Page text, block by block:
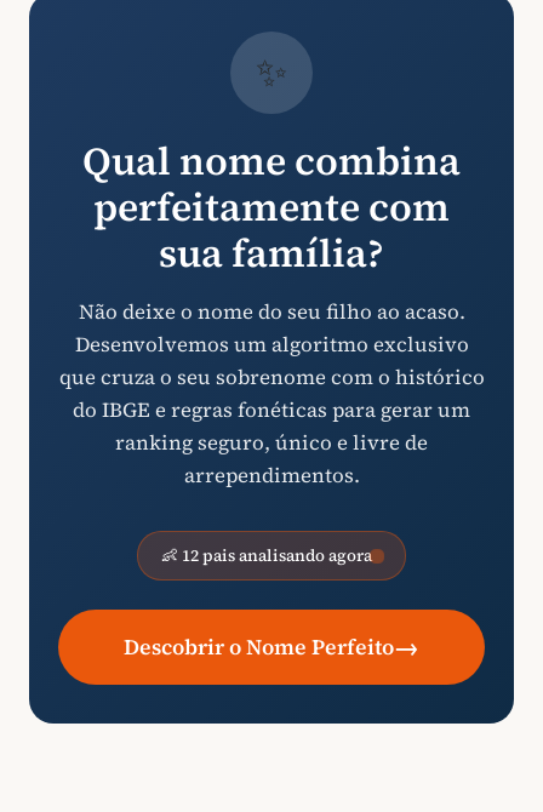
✨
Qual nome combina
perfeitamente com
sua família?
Não deixe o nome do seu filho ao acaso.
Desenvolvemos um algoritmo exclusivo
que cruza o seu sobrenome com o histórico
do IBGE e regras fonéticas para gerar um
ranking seguro, único e livre de
arrependimentos.
👶 12 pais analisando agora
Descobrir o Nome Perfeito→